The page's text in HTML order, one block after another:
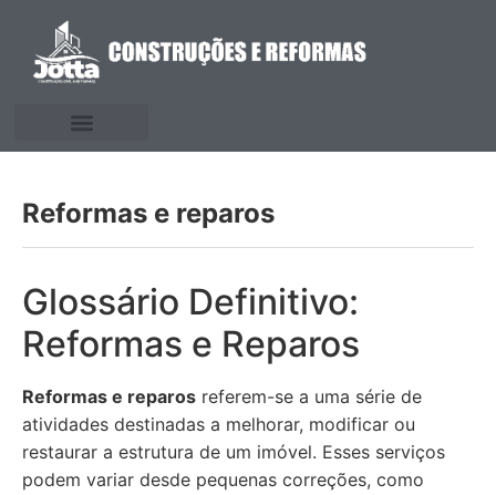
Reformas e reparos
Glossário Definitivo:
Reformas e Reparos
Reformas e reparos referem-se a uma série de
atividades destinadas a melhorar, modificar ou
restaurar a estrutura de um imóvel. Esses serviços
podem variar desde pequenas correções, como